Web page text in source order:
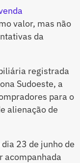
valor, mas não
da
registrada
Sudoeste, a
para o
alienação de
23 de junho de
acompanhada